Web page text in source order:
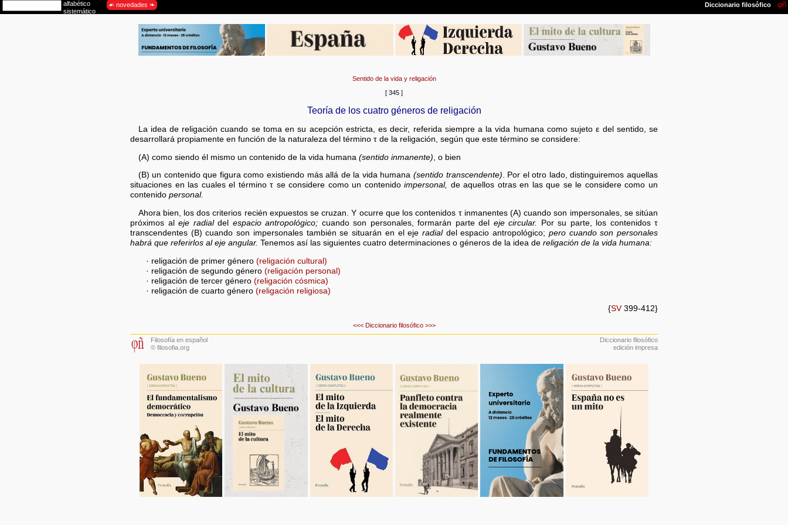
Sentido de la vida y religación
[ 345 ]
Teoría de los cuatro géneros de religación
La idea de religación cuando se toma en su acepción estricta, es decir, referida siempre a la vida humana como sujeto ε del sentido, se
desarrollará propiamente en función de la naturaleza del término τ de la religación, según que este término se considere:
(A) como siendo él mismo un contenido de la vida humana (sentido inmanente) , o bien
(B) un contenido que figura como existiendo más allá de la vida humana(sentido transcendente). Por el otro lado, distinguiremos aquellas
situaciones en las cuales el término τ se considere como un contenidoimpersonal, de aquellos otras en las que se le considere como un
contenido personal.
Ahora bien, los dos criterios recién expuestos se cruzan. Y ocurre que los contenidos τ inmanentes (A) cuando son impersonales, se sitúan
próximos al eje radialdel espacio antropológico; cuando son personales, formarán parte del eje circular.
Por su parte, los contenidos τ
transcendentes (B) cuando son impersonales también se situarán en el eje radialdel espacio antropológico; pero cuando son personales
habrá que referirlos al eje angular. Tenemos así las siguientes cuatro determinaciones o géneros de la idea de religación de la vida humana:
· religación de primer género(religación cultural)
· religación de segundo género(religación personal)
· religación de tercer género(religación cósmica)
· religación de cuarto género(religación religiosa)
{SV399-412}
<<< Diccionario filosófico >>>
Filosofía en español
© filosofia.org
Diccionario filosófico
edición impresa